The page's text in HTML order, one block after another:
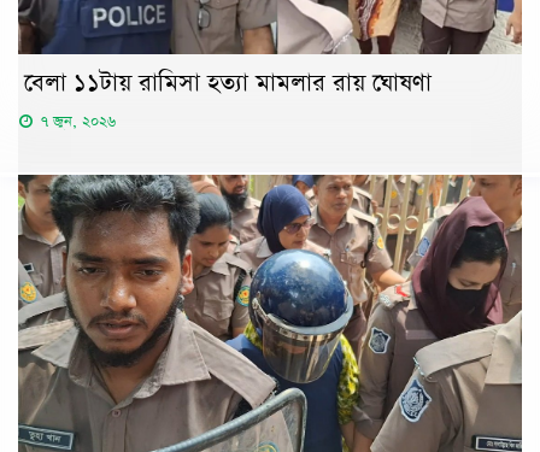
বেলা ১১টায় রামিসা হত্যা মামলার রায় ঘোষণা
৭ জুন, ২০২৬